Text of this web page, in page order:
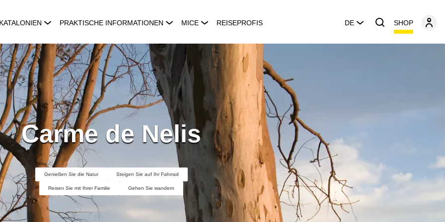
PRAKTISCHE INFORMATIONEN MICE REISEPROFIS DE SHOP
Carme de Nelis
Genießen Sie die Natur Steigen Sie auf Ihr Fahrrad
Reisen Sie mit Ihrer Familie Gehen Sie wandern